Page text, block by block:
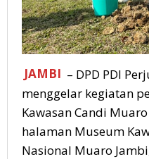
JAMBI – DPD PDI
menggelar kegiatan
Kawasan Candi
halaman Museum
Nasional Muaro